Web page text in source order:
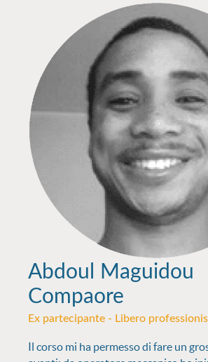
Abdoul Maguidou
Compaore
Ex partecipante - Libero
Il corso mi ha permesso di fare un